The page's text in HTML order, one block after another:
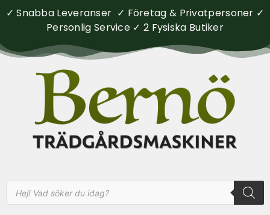
✓ Snabba Leveranser ✓ Företag & Privatpersoner ✓
Personlig Service ✓ 2 Fysiska Butiker